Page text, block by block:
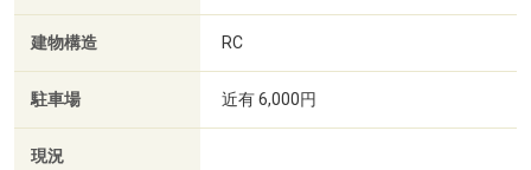
建物構造 RC
駐車場 近有 6,000円
現況